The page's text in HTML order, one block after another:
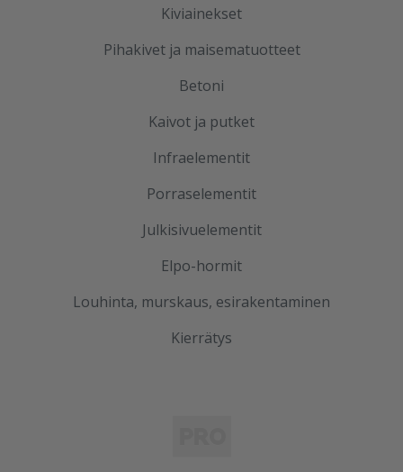
Kiviainekset
Pihakivet ja maisematuotteet
Betoni
Kaivot ja putket
Infraelementit
Porraselementit
Julkisivuelementit
Elpo-hormit
Louhinta, murskaus, esirakentaminen
Kierrätys